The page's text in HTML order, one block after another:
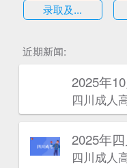
录取及...
近期新闻:
2025年
2025年‌‌‌‌